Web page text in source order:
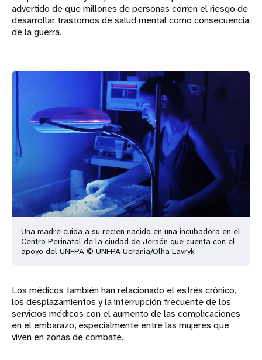
advertido de que millones de personas corren el riesgo de
desarrollar trastornos de salud mental como consecuencia
de la guerra.
Una madre cuida a su recién nacido en una incubadora en el
Centro Perinatal de la ciudad de Jersón que cuenta con el
apoyo del UNFPA © UNFPA Ucrania/Olha Lavryk
Los médicos también han relacionado el estrés crónico,
los desplazamientos y la interrupción frecuente de los
servicios médicos con el aumento de las complicaciones
en el embarazo, especialmente entre las mujeres que
viven en zonas de combate.